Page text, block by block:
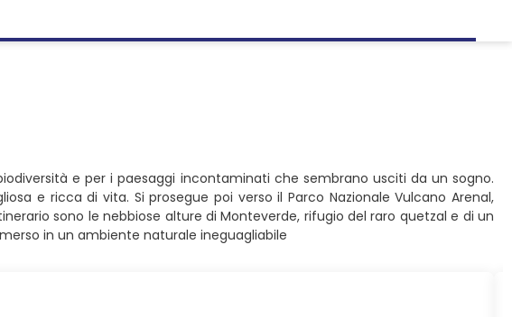
e per i paesaggi incontaminati che sembrano usciti da un sogno.
e ricca di vita. Si prosegue poi verso il Parco Nazionale Vulcano Arenal,
sono le nebbiose alture di Monteverde, rifugio del raro quetzal e di un
in un ambiente naturale ineguagliabile